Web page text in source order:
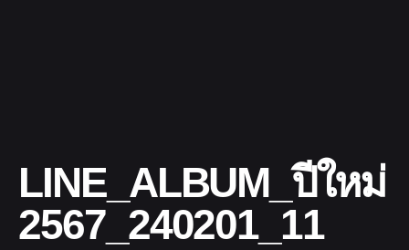
LINE_ALBUM_ปีใหม่
2567_240201_11